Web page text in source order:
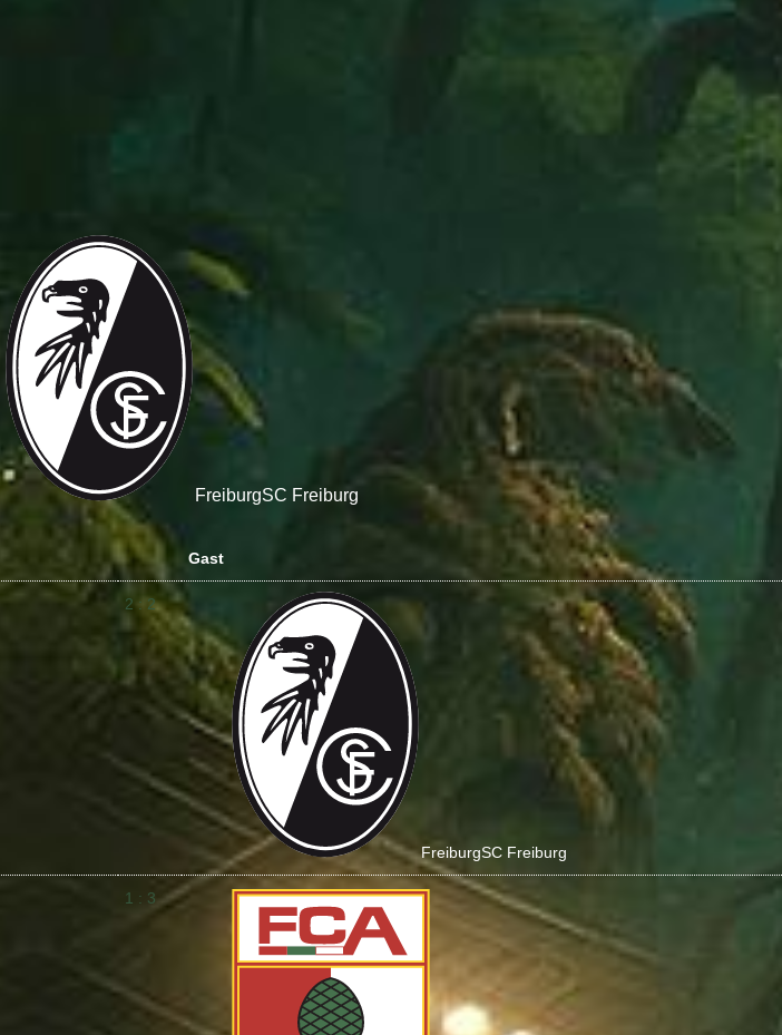
FreiburgSC Freiburg
Gast
2 : 2
FreiburgSC Freiburg
1 : 3